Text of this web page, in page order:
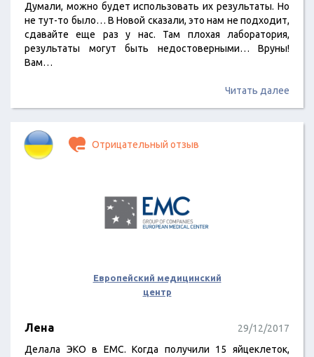
Думали, можно будет использовать их результаты. Но
не тут-то было… В Новой сказали, это нам не подходит,
сдавайте еще раз у нас. Там плохая лаборатория,
результаты могут быть недостоверными… Вруны!
Вам…
Читать далее
Отрицательный отзыв
Европейский медицинский
центр
Лена
29/12/2017
Делала ЭКО в ЕМС. Когда получили 15 яйцеклеток,